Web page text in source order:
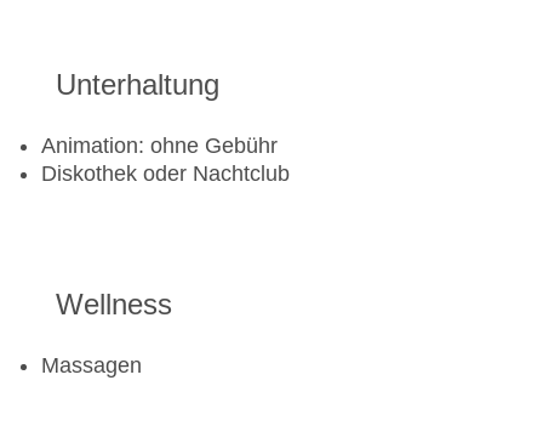
Unterhaltung
Animation: ohne Gebühr
Diskothek oder Nachtclub
Wellness
Massagen